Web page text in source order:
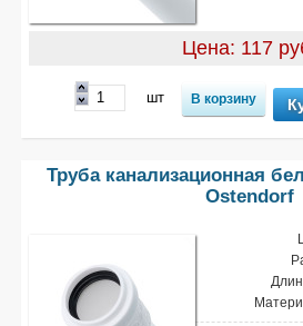
Цена: 117
шт
Труба канализационная
Ostendorf